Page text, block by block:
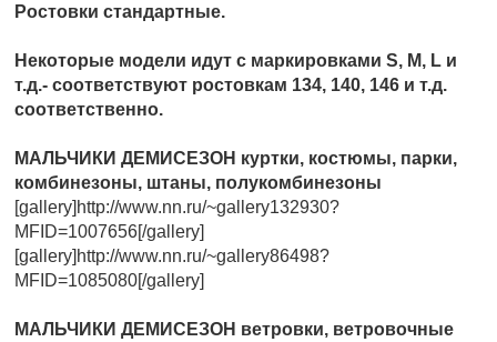
Ростовки стандартные.
Некоторые модели идут с маркировками S, M, L и
т.д.- соответствуют ростовкам 134, 140, 146 и т.д.
соответственно.
МАЛЬЧИКИ ДЕМИСЕЗОН куртки, костюмы, парки,
комбинезоны, штаны, полукомбинезоны
[gallery]http://www.nn.ru/~gallery132930?
MFID=1007656[/gallery]
[gallery]http://www.nn.ru/~gallery86498?
MFID=1085080[/gallery]
МАЛЬЧИКИ ДЕМИСЕЗОН ветровки, ветровочные